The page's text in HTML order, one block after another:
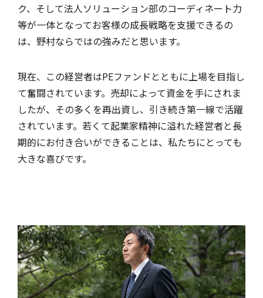
ク、そして法人ソリューション部のコーディネート力
等が一体となってお客様の成長戦略を支援できるの
は、野村ならではの強みだと思います。
現在、この経営者はPEファンドとともに上場を目指し
て奮闘されています。売却によって資金を手にされま
したが、その多くを再出資し、引き続き第一線で活躍
されています。若くて起業家精神に溢れた経営者と長
期的にお付き合いができることは、私たちにとっても
大きな喜びです。